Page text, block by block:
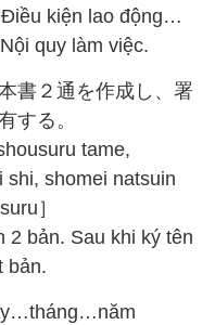
kiện lao động…
quy làm việc.
書２通を作成し、署
する。
tame,
shi, shomei natsuin
］
2 bản. Sau khi ký tên
bản.